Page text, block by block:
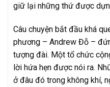
giữ lại những thứ được
Câu chuyện bắt đầu khá
phương – Andrew Đỗ –
tượng đài. Một tổ chức
lời hứa hẹn được nói ra.
ở đâu đó trong không khí,